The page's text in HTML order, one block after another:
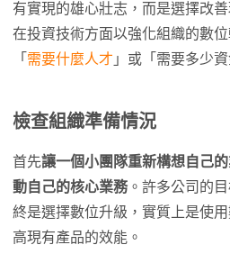
有實現的雄心壯志，而是選擇改
在投資技術方面以強化組織的數
「 需要什麼人才 」或「需要多少
檢查組織準備情況
首先讓一個小團隊重新構想自己
動自己的核心業務 。許多公司的
終是選擇數位升級，實質上是使
高現有產品的效能。